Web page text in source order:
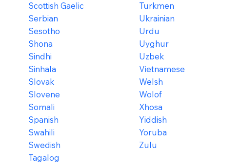
Scottish Gaelic
Serbian
Sesotho
Shona
Sindhi
Sinhala
Slovak
Slovene
Somali
Spanish
Swahili
Swedish
Tagalog
Turkmen
Ukrainian
Urdu
Uyghur
Uzbek
Vietnamese
Welsh
Wolof
Xhosa
Yiddish
Yoruba
Zulu